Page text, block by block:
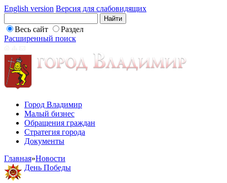
English version Версия для слабовидящих
Весь сайт
Раздел
Расширенный поиск
Город Владимир
Малый бизнес
Обращения граждан
Стратегия города
Документы
Главная»Новости
День Победы